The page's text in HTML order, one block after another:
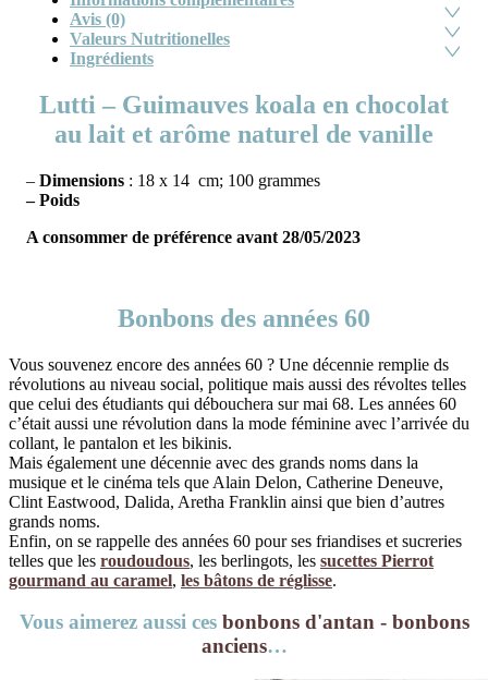
Avis (0)
Valeurs Nutritionelles
Ingrédients
Lutti – Guimauves koala en chocolat
au lait et arôme naturel de vanille
– Dimensions : 18 x 14 cm; 100 grammes
– Poids
A consommer de préférence avant 28/05/2023
Bonbons des années 60
Vous souvenez encore des années 60 ? Une décennie remplie ds
révolutions au niveau social, politique mais aussi des révoltes telles
que celui des étudiants qui débouchera sur mai 68. Les années 60
c’était aussi une révolution dans la mode féminine avec l’arrivée du
collant, le pantalon et les bikinis.
Mais également une décennie avec des grands noms dans la
musique et le cinéma tels que Alain Delon, Catherine Deneuve,
Clint Eastwood, Dalida, Aretha Franklin ainsi que bien d’autres
grands noms.
Enfin, on se rappelle des années 60 pour ses friandises et sucreries
telles que les roudoudous, les berlingots, les sucettes Pierrot
gourmand au caramel, les bâtons de réglisse.
Vous aimerez aussi ces bonbons d'antan - bonbons
anciens…